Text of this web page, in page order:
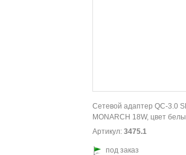
Сетевой адаптер QC-3.0
MONARCH 18W, цвет
Артикул: 3475.1
под заказ